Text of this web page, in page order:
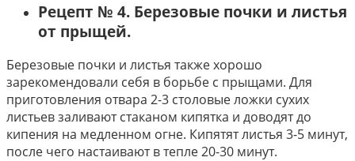
Рецепт № 4. Березовые почки и листья
от прыщей.
Березовые почки и листья также хорошо
зарекомендовали себя в борьбе с прыщами. Для
приготовления отвара 2-3 столовые ложки сухих
листьев заливают стаканом кипятка и доводят до
кипения на медленном огне. Кипятят листья 3-5 минут,
после чего настаивают в тепле 20-30 минут.